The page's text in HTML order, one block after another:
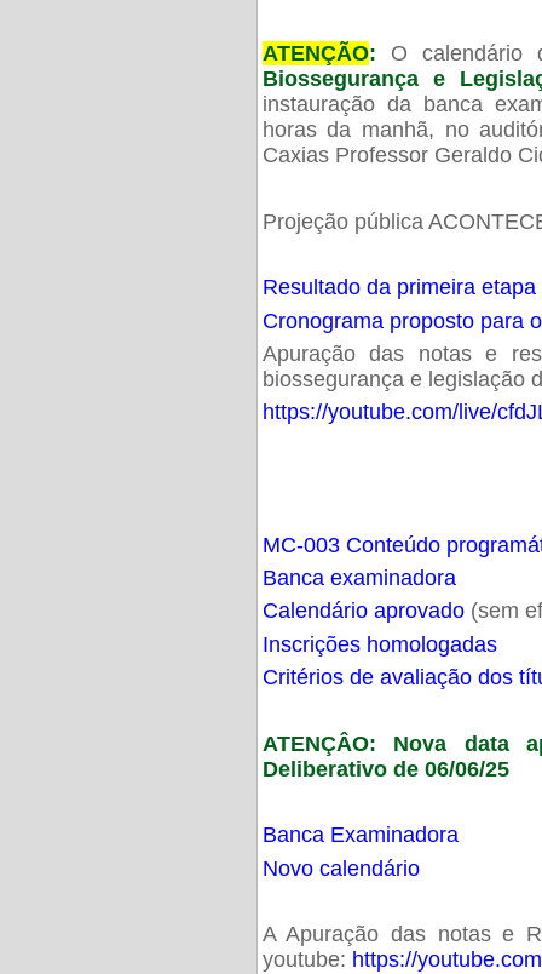
ATENÇÃO: O calendário
Biossegurança e
instauração da banca
horas da manhã, no
Caxias Professor Geraldo
Projeção pública
Resultado da primeira
Cronograma proposto para
Apuração das notas e
biossegurança e legislação
https://youtube.com/live/
MC-003 Conteúdo
Banca examinadora
Calendário aprovado(sem
Inscrições homologadas
Critérios de avaliação dos
ATENÇÂO: Nova data
Deliberativo de 06/06/25
Banca Examinadora
Novo calendário
A Apuração das notas e
youtube: https://